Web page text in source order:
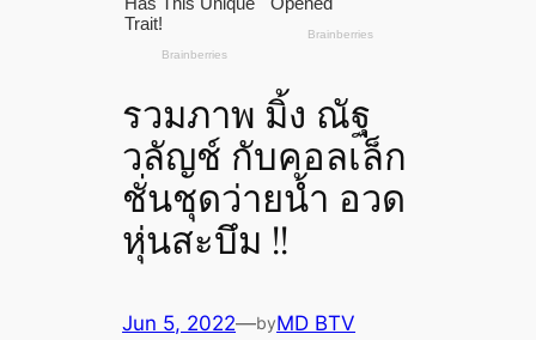
รวมภาพ มิ้ง ณัฐ
วลัญช์ กับคอลเล็ก
ชั่นชุดว่ายน้ำ อวด
หุ่นสะบึม !!
Jun 5, 2022—byMD BTV